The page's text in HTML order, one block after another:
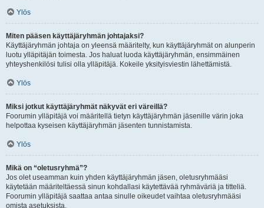
Ylös
Miten pääsen käyttäjäryhmän johtajaksi?
Käyttäjäryhmän johtaja on yleensä määritelty, kun käyttäjäryhmät on alunperin
luotu ylläpitäjän toimesta. Jos haluat luoda käyttäjäryhmän, ensimmäinen
yhteyshenkilösi tulisi olla ylläpitäjä. Kokeile yksityisviestin lähettämistä.
Ylös
Miksi jotkut käyttäjäryhmät näkyvät eri väreillä?
Foorumin ylläpitäjä voi määritellä tietyn käyttäjäryhmän jäsenille värin joka
helpottaa kyseisen käyttäjäryhmän jäsenten tunnistamista.
Ylös
Mikä on “oletusryhmä”?
Jos olet useamman kuin yhden käyttäjäryhmän jäsen, oletusryhmääsi
käytetään määriteltäessä sinun kohdallasi käytettävää ryhmäväriä ja titteliä.
Foorumin ylläpitäjä saattaa antaa sinulle oikeudet vaihtaa oletusryhmääsi
omista asetuksista.